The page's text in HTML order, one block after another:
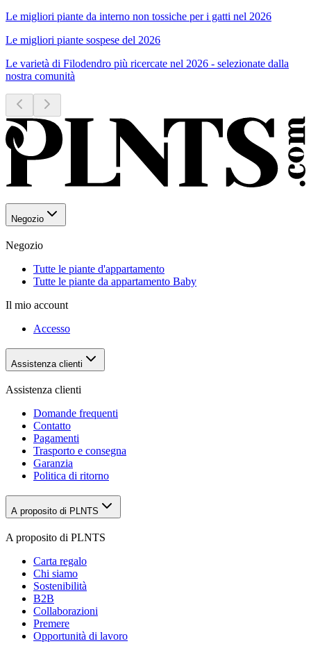
Le migliori piante da interno non tossiche per i gatti nel 2026
Le migliori piante sospese del 2026
Le varietà di Filodendro più ricercate nel 2026 - selezionate dalla
nostra comunità
Negozio
Negozio
Tutte le piante d'appartamento
Tutte le piante da appartamento Baby
Il mio account
Accesso
Assistenza clienti
Assistenza clienti
Domande frequenti
Contatto
Pagamenti
Trasporto e consegna
Garanzia
Politica di ritorno
A proposito di PLNTS
A proposito di PLNTS
Carta regalo
Chi siamo
Sostenibilità
B2B
Collaborazioni
Premere
Opportunità di lavoro